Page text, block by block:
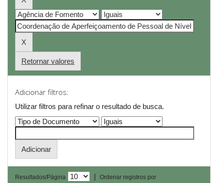
Retornar valores
Adicionar filtros:
Utilizar filtros para refinar o resultado de busca.
Resultados/Página |
Ordenar registros por